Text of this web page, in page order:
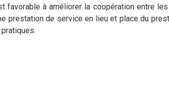
favorable à améliorer la coopération entre
prestation de service en lieu et place du